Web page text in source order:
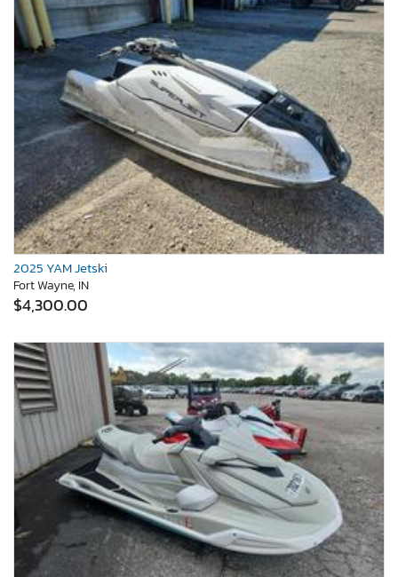
2025 YAM Jetski
Fort Wayne, IN
$4,300.00